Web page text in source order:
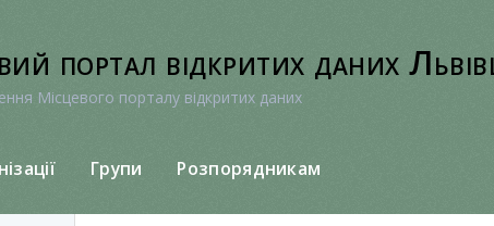
портал відкритих даних
Місцевого порталу відкритих даних
Групи Розпорядникам